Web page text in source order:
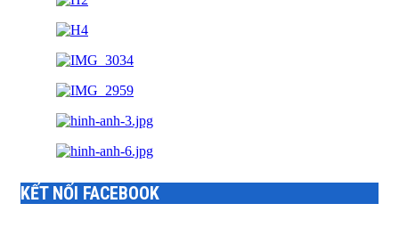
KẾT NỐI FACEBOOK